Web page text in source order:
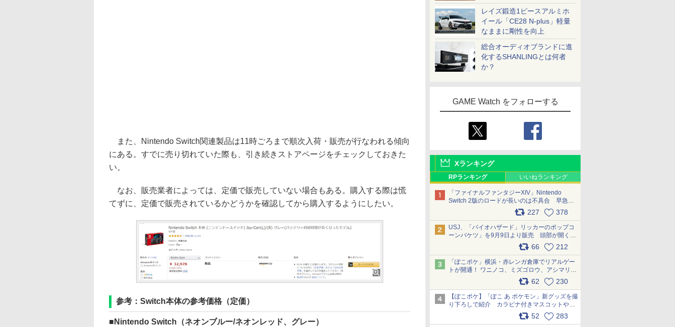
一気に聴く
レイズ鍛造1ピースアルミホ
イール「CE28 N-plus」軽量
なままに剛性を向上
総合オーディオブランドに進
化するSHANLINGとは何者
か？
GAME Watch をフォローする
Xランキング
RPランキング いいねランキング
「ファイナルファンタジーXIV」Nintendo
Switch 2版のロードが長いのは不具合 早急に
アップデートできるよう対応中227 378
USJ、「バイオハザード」リッカーのポップコ
ーンバケツ」を9月9日より販売 頭部が開く仕
組み。味は恐怖を堪のう「味噌フレーバー」
66 212
「ぽこポケ」横浜・赤レンガ倉庫でリアルゲー
トが開通！ ワニノコ、ミズゴロウ、アシマリ登
場シーンをレポート pic.x.com/LDgEByVl6D
62 230
【ぽこポケ】「ぽこ あ ポケモン」新グッズを撮
り下ろしで紹介 カラビナ付きマスコットやス
52 283
また、Nintendo Switch関連製品は11時ごろまで順次入荷・販売が行なわれる傾向
にある。すでに売り切れていた際も、引き続きストアページをチェックしておきた
い。
なお、販売業者によっては、定価で販売していない場合もある。購入する際は慌
てずに、定価で販売されているかどうかを確認してから購入するようにしたい。
参考：Switch本体の参考価格（定価）
■Nintendo Switch（ネオンブルー/ネオンレッド、グレー）